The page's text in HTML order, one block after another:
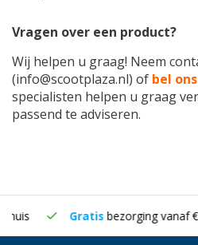
Vragen over een product?
Wij helpen u graag! Neem
(info@scootplaza.nl) of bel
specialisten helpen u graag
passend te adviseren.
Gratisbezorging vanaf €50